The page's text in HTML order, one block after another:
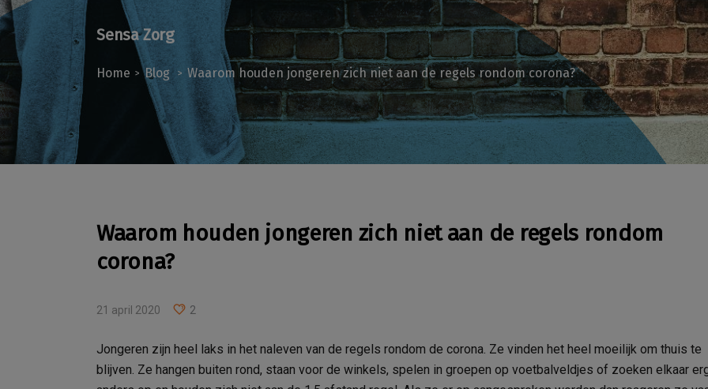
Sensa Zorg
Home >Blog > Waarom houden jongeren zich niet aan de regels rondom corona?
Waarom houden jongeren zich niet aan de regels rondom
corona?
21 april 2020 2
Jongeren zijn heel laks in het naleven van de regels rondom de corona. Ze vinden het heel moeilijk om thuis te
blijven. Ze hangen buiten rond, staan voor de winkels, spelen in groepen op voetbalveldjes of zoeken elkaar